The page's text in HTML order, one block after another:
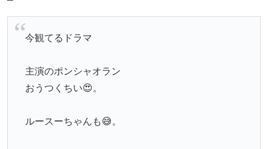
今観てるドラマ
主演のポンシャオラン
おうつくちい😍。
ルースーちゃんも😅。